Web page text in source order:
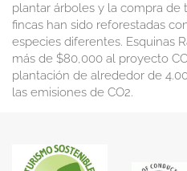
plantar árboles y la compra de
fincas han sido reforestadas
especies diferentes. Esquinas
más de $80,000 al proyecto
plantación de alrededor de
las emisiones de CO2.